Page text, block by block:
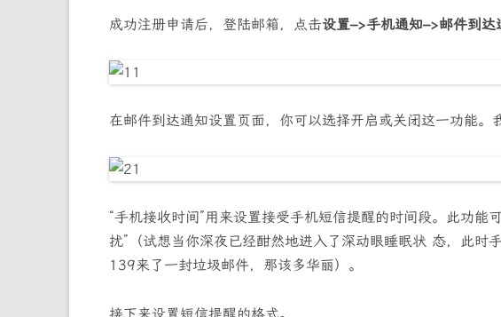
成功注册申请后，登陆邮箱，点击设置–>手机通知–>邮件到达
在邮件到达通知设置页面，你可以选择开启或关闭这一功能。
“手机接收时间”用来设置接受手机短信提醒的时间段。此功能
扰”（试想当你深夜已经酣然地进入了深动眼睡眠状 态，此时
139来了一封垃圾邮件，那该多华丽）。